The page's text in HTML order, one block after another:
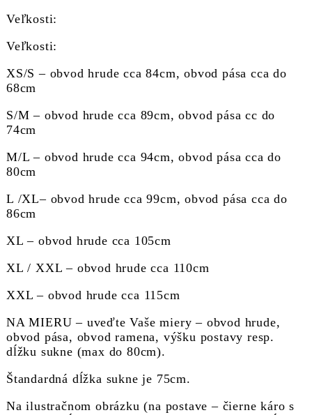
Veľkosti:
Veľkosti:
XS/S – obvod hrude cca 84cm, obvod pása cca do
68cm
S/M – obvod hrude cca 89cm, obvod pása cc do
74cm
M/L – obvod hrude cca 94cm, obvod pása cca do
80cm
L /XL– obvod hrude cca 99cm, obvod pása cca do
86cm
XL – obvod hrude cca 105cm
XL / XXL – obvod hrude cca 110cm
XXL – obvod hrude cca 115cm
NA MIERU – uveďte Vaše miery – obvod hrude,
obvod pása, obvod ramena, výšku postavy resp.
dĺžku sukne (max do 80cm).
Štandardná dĺžka sukne je 75cm.
Na ilustračnom obrázku (na postave – čierne káro s